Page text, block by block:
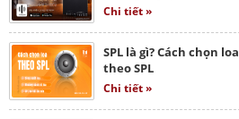
Chi tiết »
SPL là gì? Cách chọn loa
theo SPL
Chi tiết »